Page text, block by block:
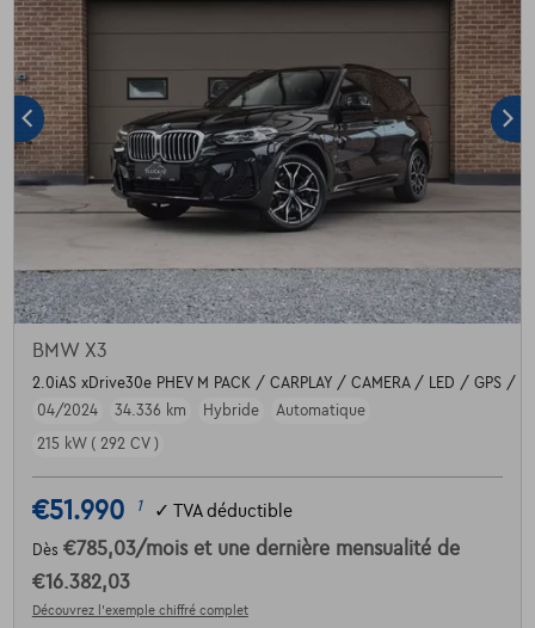
BMW X3
2.0iAS xDrive30e PHEV M PACK / CARPLAY / CAMERA / LED / GPS /
04/2024
34.336 km Hybride
Automatique
215 kW ( 292 CV )
€51.990 1 ✓ TVA déductible
Dès €785,03/mois et une dernière mensualité de
€16.382,03
Découvrez l’exemple chiffré complet